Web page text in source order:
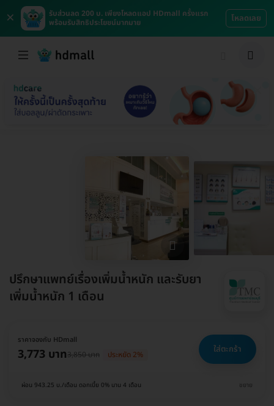
×
รับส่วนลด 200 บ. เพียงโหลดแอป HDmall ครั้งแรก
พร้อมรับสิทธิประโยชน์มากมาย
โหลดเลย
ปรึกษาแพทย์เรื่องเพิ่มน้ำหนัก และรับยา
เพิ่มน้ำหนัก 1 เดือน
ราคาจองกับ HDmall
3,773 บาท3,850 บาท ประหยัด 2% ใส่ตะกร้า
ผ่อน 943.25 บ./เดือน ดอกเบี้ย 0% นาน 4 เดือน ขยาย